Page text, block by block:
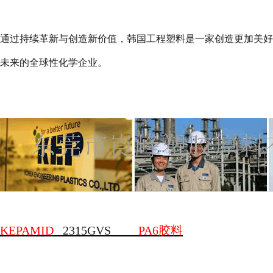
通过持续革新与创造新价值，韩国工程塑料是一家创造更加美好
未来的全球性化学企业。
KEPAMID 2315GVS PA6胶料